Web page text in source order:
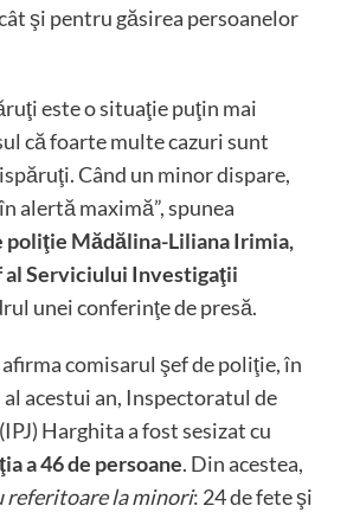
şi pentru găsirea persoanelor
este o situaţie puţin mai
că foarte multe cazuri sunt
Când un minor dispare,
alertă maximă”, spunea
poliţie Mădălina-Liliana Irimia,
Serviciului Investigaţii
unei conferinţe de presă.
comisarul şef de poliţie, în
acestui an, Inspectoratul de
Harghita a fost sesizat cu
a 46 de persoane. Din acestea,
referitoare la minori: 24 de fete şi